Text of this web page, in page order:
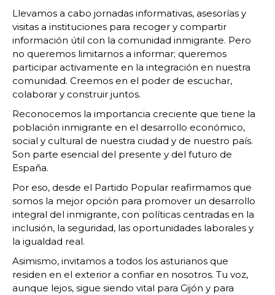
Llevamos a cabo jornadas informativas, asesorías y
visitas a instituciones para recoger y compartir
información útil con la comunidad inmigrante. Pero
no queremos limitarnos a informar; queremos
participar activamente en la integración en nuestra
comunidad. Creemos en el poder de escuchar,
colaborar y construir juntos.
Reconocemos la importancia creciente que tiene la
población inmigrante en el desarrollo económico,
social y cultural de nuestra ciudad y de nuestro país.
Son parte esencial del presente y del futuro de
España.
Por eso, desde el Partido Popular reafirmamos que
somos la mejor opción para promover un desarrollo
integral del inmigrante, con políticas centradas en la
inclusión, la seguridad, las oportunidades laborales y
la igualdad real.
Asimismo, invitamos a todos los asturianos que
residen en el exterior a confiar en nosotros. Tu voz,
aunque lejos, sigue siendo vital para Gijón y para